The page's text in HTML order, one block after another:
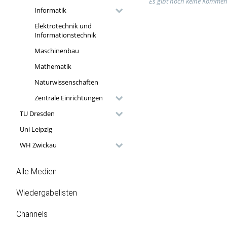
Informatik
Elektrotechnik und
Informationstechnik
Maschinenbau
Mathematik
Naturwissenschaften
Zentrale Einrichtungen
TU Dresden
Uni Leipzig
WH Zwickau
Alle Medien
Wiedergabelisten
Channels